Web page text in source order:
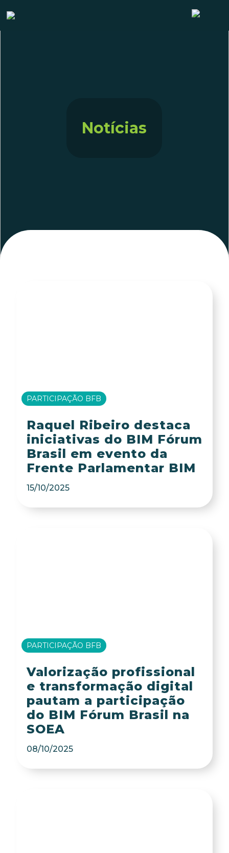
Notícias
PARTICIPAÇÃO BFB
Raquel Ribeiro destaca
iniciativas do BIM Fórum
Brasil em evento da
Frente Parlamentar BIM
15/10/2025
PARTICIPAÇÃO BFB
Valorização profissional
e transformação digital
pautam a participação
do BIM Fórum Brasil na
SOEA
08/10/2025